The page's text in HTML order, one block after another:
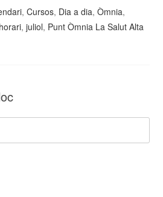
,Cursos, Dia a dia,Òmnia,
horari,juliol, Punt Òmnia La Salut Alta